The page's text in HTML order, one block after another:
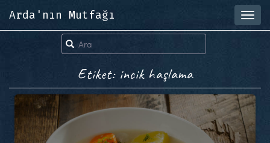
Arda'nın Mutfağı
Etiket: incik haşlama